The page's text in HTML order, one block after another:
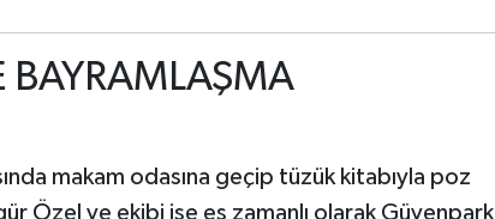
BAYRAMLAŞMA
makam odasına geçip tüzük kitabıyla poz
Özel ve ekibi ise eş zamanlı olarak Güvenpark